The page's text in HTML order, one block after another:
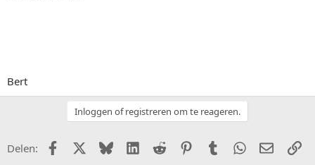
Bert
Inloggen of registreren om te reageren.
Delen: FacebookX (Twitter)
BlueskyLinkedIn
Reddit PinterestTumblr WhatsApp
E-mail